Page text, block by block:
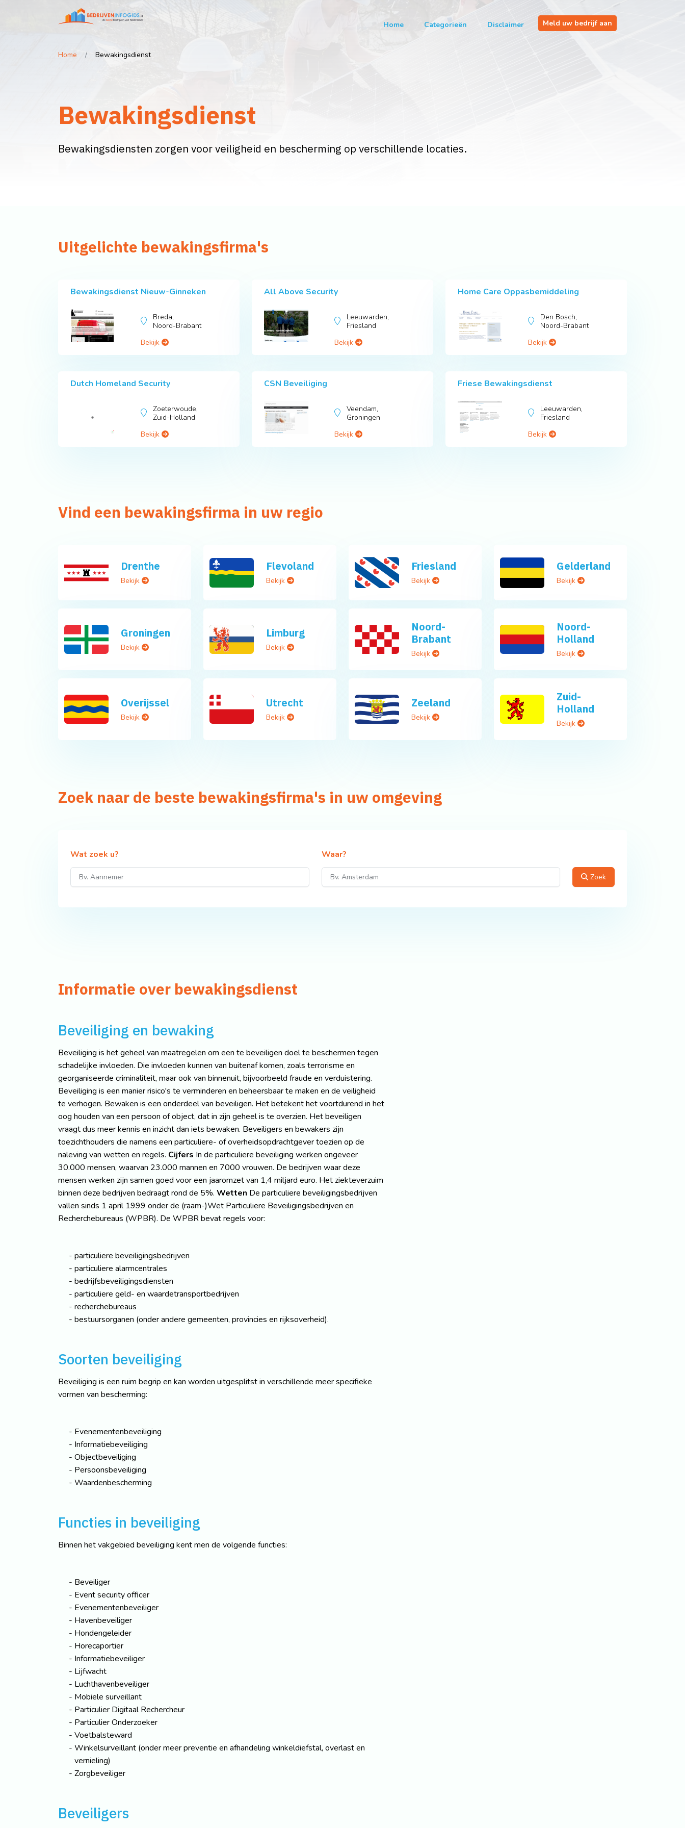
Home Categorieën Disclaimer Meld uw bedrijf aan
Home Bewakingsdienst
Bewakingsdienst
Bewakingsdiensten zorgen voor veiligheid en bescherming op verschillende locaties.
Uitgelichte bewakingsfirma's
Bewakingsdienst Nieuw-Ginneken
Breda,
Noord-Brabant
Bekijk
All Above Security
Leeuwarden,
Friesland
Bekijk
Home Care Oppasbemiddeling
Den Bosch,
Noord-Brabant
Bekijk
Dutch Homeland Security
Zoeterwoude,
Zuid-Holland
Bekijk
CSN Beveiliging
Veendam,
Groningen
Bekijk
Friese Bewakingsdienst
Leeuwarden,
Friesland
Bekijk
Vind een bewakingsfirma in uw regio
Drenthe
Bekijk
Flevoland
Bekijk
Friesland
Bekijk
Gelderland
Bekijk
Groningen
Bekijk
Limburg
Bekijk
Noord-
Brabant
Bekijk
Noord-
Holland
Bekijk
Overijssel
Bekijk
Utrecht
Bekijk
Zeeland
Bekijk
Zuid-
Holland
Bekijk
Zoek naar de beste bewakingsfirma's in uw omgeving
Wat zoek u? Waar?
Zoek
Informatie over bewakingsdienst
Beveiliging en bewaking
Beveiliging is het geheel van maatregelen om een te beveiligen doel te beschermen tegen
schadelijke invloeden. Die invloeden kunnen van buitenaf komen, zoals terrorisme en
georganiseerde criminaliteit, maar ook van binnenuit, bijvoorbeeld fraude en verduistering.
Beveiliging is een manier risico's te verminderen en beheersbaar te maken en de veiligheid
te verhogen. Bewaken is een onderdeel van beveiligen. Het betekent het voortdurend in het
oog houden van een persoon of object, dat in zijn geheel is te overzien. Het beveiligen
vraagt dus meer kennis en inzicht dan iets bewaken. Beveiligers en bewakers zijn
toezichthouders die namens een particuliere- of overheidsopdrachtgever toezien op de
naleving van wetten en regels. Cijfers In de particuliere beveiliging werken ongeveer
30.000 mensen, waarvan 23.000 mannen en 7000 vrouwen. De bedrijven waar deze
mensen werken zijn samen goed voor een jaaromzet van 1,4 miljard euro. Het ziekteverzuim
binnen deze bedrijven bedraagt rond de 5%. Wetten De particuliere beveiligingsbedrijven
vallen sinds 1 april 1999 onder de (raam-)Wet Particuliere Beveiligingsbedrijven en
Recherchebureaus (WPBR). De WPBR bevat regels voor:
particuliere beveiligingsbedrijven
particuliere alarmcentrales
bedrijfsbeveiligingsdiensten
particuliere geld- en waardetransportbedrijven
recherchebureaus
bestuursorganen (onder andere gemeenten, provincies en rijksoverheid).
Soorten beveiliging
Beveiliging is een ruim begrip en kan worden uitgesplitst in verschillende meer specifieke
vormen van bescherming:
Evenementenbeveiliging
Informatiebeveiliging
Objectbeveiliging
Persoonsbeveiliging
Waardenbescherming
Functies in beveiliging
Binnen het vakgebied beveiliging kent men de volgende functies:
Beveiliger
Event security officer
Evenementenbeveiliger
Havenbeveiliger
Hondengeleider
Horecaportier
Informatiebeveiliger
Lijfwacht
Luchthavenbeveiliger
Mobiele surveillant
Particulier Digitaal Rechercheur
Particulier Onderzoeker
Voetbalsteward
Winkelsurveillant (onder meer preventie en afhandeling winkeldiefstal, overlast en
vernieling)
Zorgbeveiliger
Beveiligers